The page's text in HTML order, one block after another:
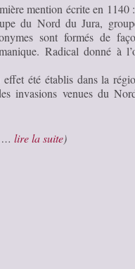
mention écrite en
du Nord du Jura,
sont formés de
Radical donné à
été établis dans la
invasions venues du
… lire la suite)